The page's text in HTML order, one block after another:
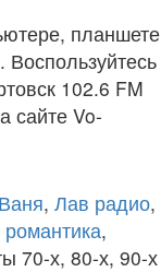
планшете
102.6 FM
сайте Vo-
Ваня, Лав радио,
романтика,
70-х, 80-х, 90-х